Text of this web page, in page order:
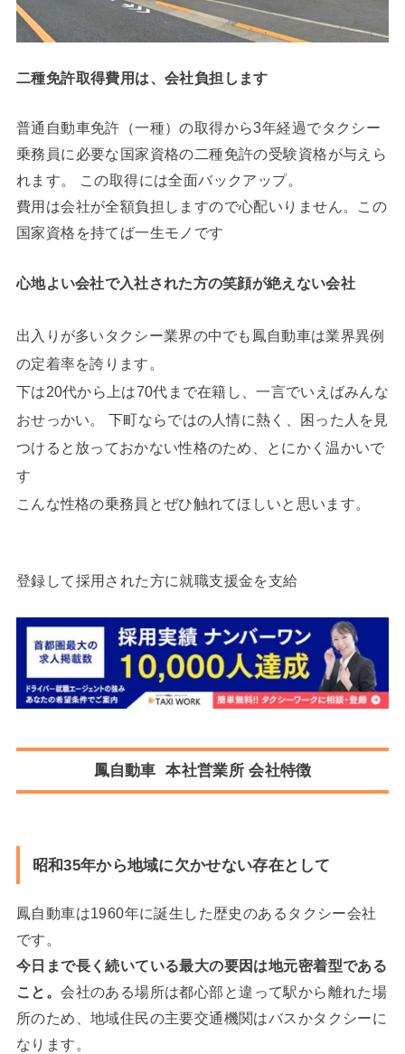
二種免許取得費用は、会社負担します
普通自動車免許（一種）の取得から3年経過でタクシー
乗務員に必要な国家資格の二種免許の受験資格が与えら
れます。 この取得には全面バックアップ。
費用は会社が全額負担しますので心配いりません。この
国家資格を持てば一生モノです
心地よい会社で入社された方の笑顔が絶えない会社
出入りが多いタクシー業界の中でも鳳自動車は業界異例
の定着率を誇ります。
下は20代から上は70代まで在籍し、一言でいえばみんな
おせっかい。 下町ならではの人情に熱く、困った人を見
つけると放っておかない性格のため、とにかく温かいで
す
こんな性格の乗務員とぜひ触れてほしいと思います。
登録して採用された方に就職支援金を支給
鳳自動車 本社営業所会社特徴
昭和35年から地域に欠かせない存在として
鳳自動車は1960年に誕生した歴史のあるタクシー会社
です。
今日まで長く続いている最大の要因は地元密着型である
こと。会社のある場所は都心部と違って駅から離れた場
所のため、地域住民の主要交通機関はバスかタクシーに
なります。